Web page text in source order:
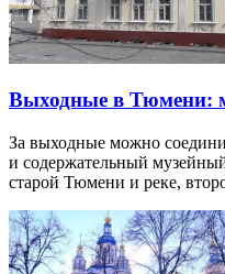
Выходные в Тюмени:
За выходные можно
и содержательный
старой Тюмени и реке,